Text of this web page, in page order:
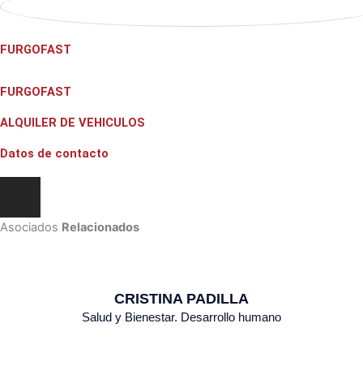
FURGOFAST
FURGOFAST
ALQUILER DE VEHICULOS
Datos de contacto
Asociados Relacionados
CRISTINA PADILLA
Salud y Bienestar. Desarrollo humano